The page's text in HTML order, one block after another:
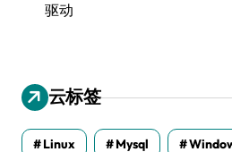
驱动
云标签
Linux Mysql